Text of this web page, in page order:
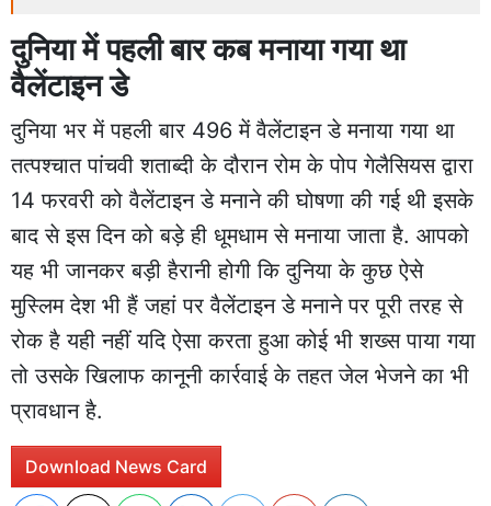
दुनिया में पहली बार कब मनाया गया था
वैलेंटाइन डे
दुनिया भर में पहली बार 496 में वैलेंटाइन डे मनाया गया था
तत्पश्चात पांचवी शताब्दी के दौरान रोम के पोप गेलैसियस द्वारा
14 फरवरी को वैलेंटाइन डे मनाने की घोषणा की गई थी इसके
बाद से इस दिन को बड़े ही धूमधाम से मनाया जाता है. आपको
यह भी जानकर बड़ी हैरानी होगी कि दुनिया के कुछ ऐसे
मुस्लिम देश भी हैं जहां पर वैलेंटाइन डे मनाने पर पूरी तरह से
रोक है यही नहीं यदि ऐसा करता हुआ कोई भी शख्स पाया गया
तो उसके खिलाफ कानूनी कार्रवाई के तहत जेल भेजने का भी
प्रावधान है.
Download News Card